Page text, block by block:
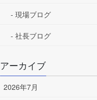
現場ブログ
社長ブログ
アーカイブ
2026年7月